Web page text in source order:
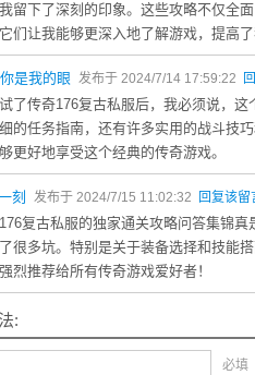
留下了深刻的印象。这些攻略不仅全
们让我能够更深入地了解游戏，提高
是我的眼 发布于 2024/7/14 17:59:22
了传奇176复古私服后，我必须说，
的任务指南，还有许多实用的战斗技
更好地享受这个经典的传奇游戏。
刻 发布于 2024/7/15 11:02:32 回复该留
复古私服的独家通关攻略问答集锦真
很多坑。特别是关于装备选择和技能
烈推荐给所有传奇游戏爱好者！
:
必填